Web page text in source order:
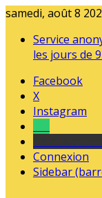
samedi, août 8
Service
les jours de
Facebook
X
Instagram
Connexion
Sidebar